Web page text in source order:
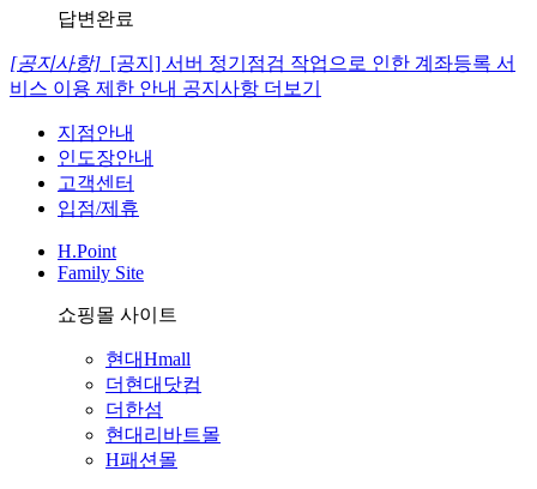
답변완료
[공지사항] [공지] 서버 정기점검 작업으로 인한 계좌등록 서
비스 이용 제한 안내 공지사항 더보기
지점안내
인도장안내
고객센터
입점/제휴
H.Point
Family Site
쇼핑몰 사이트
현대Hmall
더현대닷컴
더한섬
현대리바트몰
H패션몰